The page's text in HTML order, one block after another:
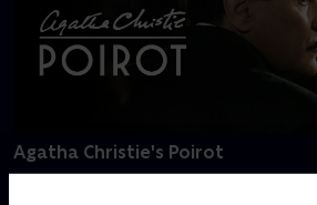
Agatha Christie's Poirot